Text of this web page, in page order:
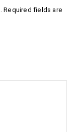
Required fields are